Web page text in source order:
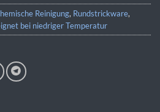
Reinigung, Rundstrickware,
bei niedriger Temperatur